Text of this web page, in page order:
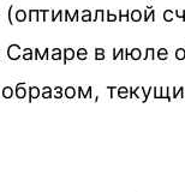
в июле